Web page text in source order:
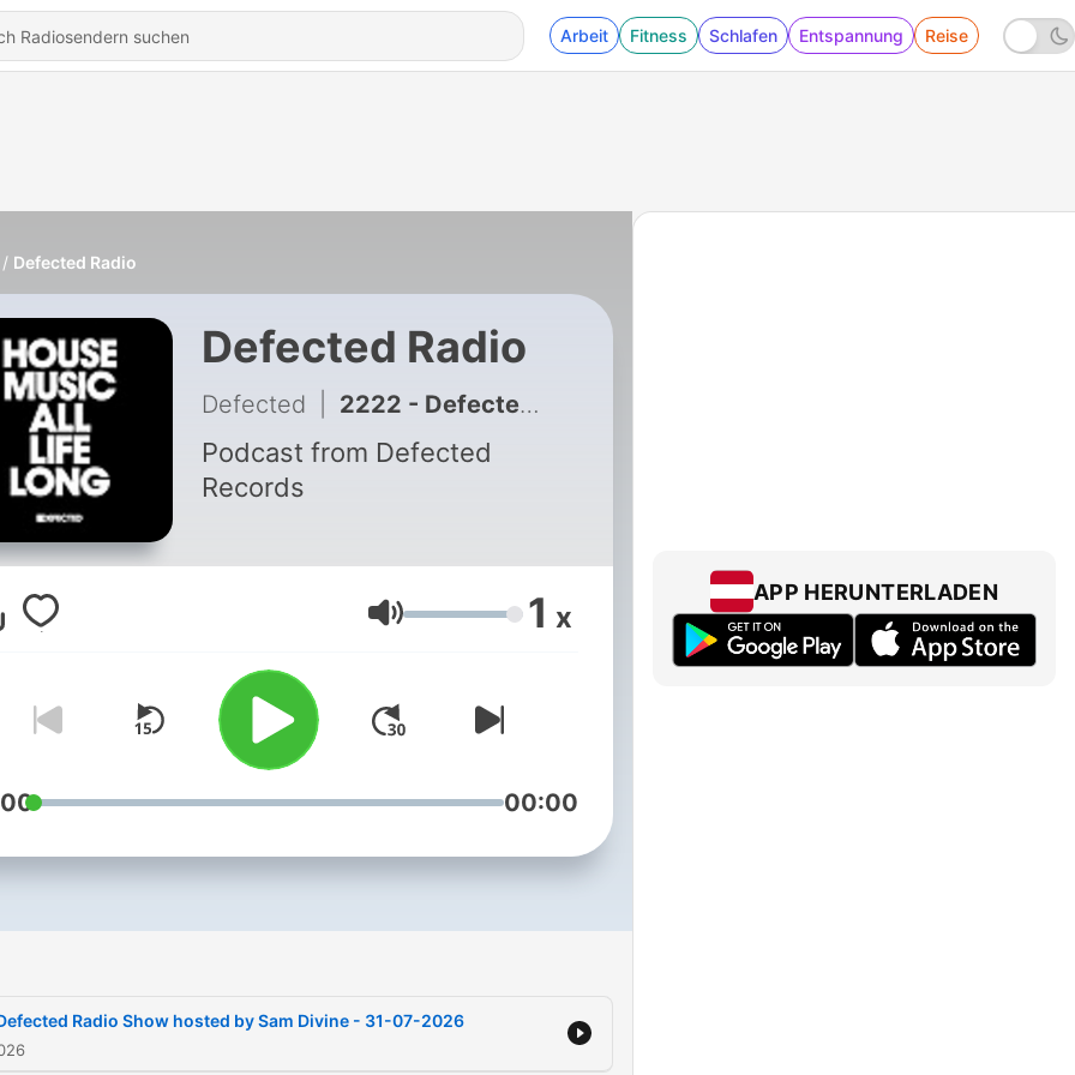
Arbeit Fitness Schlafen Entspannung Reise
Defected Radio
Defected Radio
Defected 2222 - Defected Radio Show hosted by Sam Divine - 31-07-2026
Podcast from Defected
Records
Lautstärke 1 x
00:00
Radio Show hosted by Sam Divine - 31-07-2026
APP HERUNTERLADEN